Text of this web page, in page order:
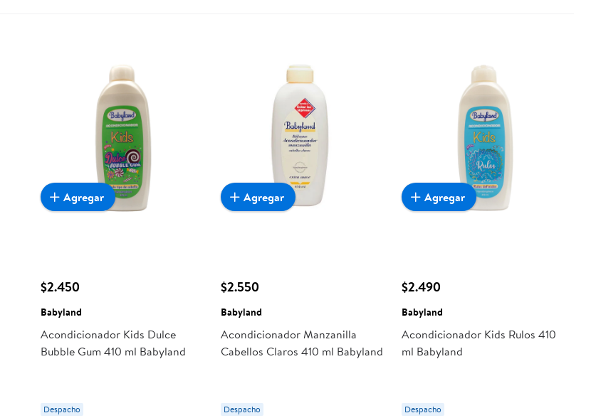
$2.450
Babyland
Acondicionador Kids Dulce
Bubble Gum 410 ml Babyland
Despacho
Agregar
$2.550
Babyland
Acondicionador Manzanilla
Cabellos Claros 410 ml Babyland
Despacho
Agregar
$2.490
Babyland
Acondicionador Kids Rulos 410
ml Babyland
Despacho
Agregar